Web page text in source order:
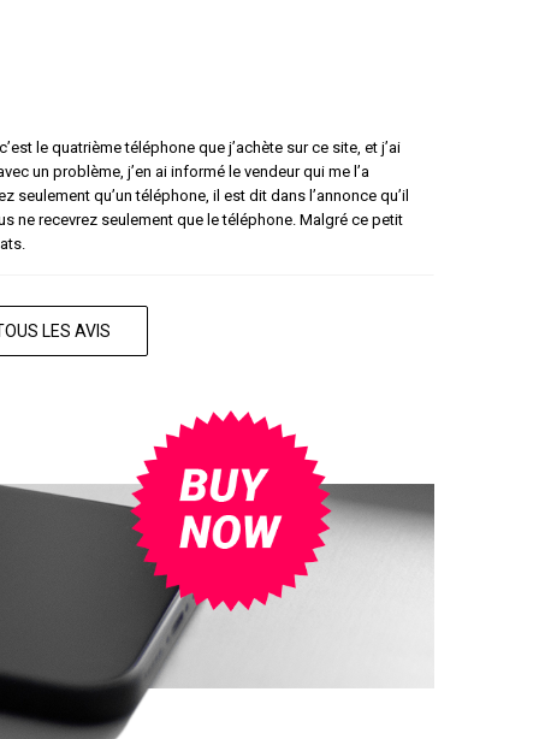
le quatrième téléphone que j’achète sur ce site, et j’ai
un problème, j’en ai informé le vendeur qui me l’a
qu’un téléphone, il est dit dans l’annonce qu’il
ne recevrez seulement que le téléphone. Malgré ce petit
LES AVIS